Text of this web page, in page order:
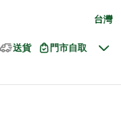
台灣
送貨 門市自取